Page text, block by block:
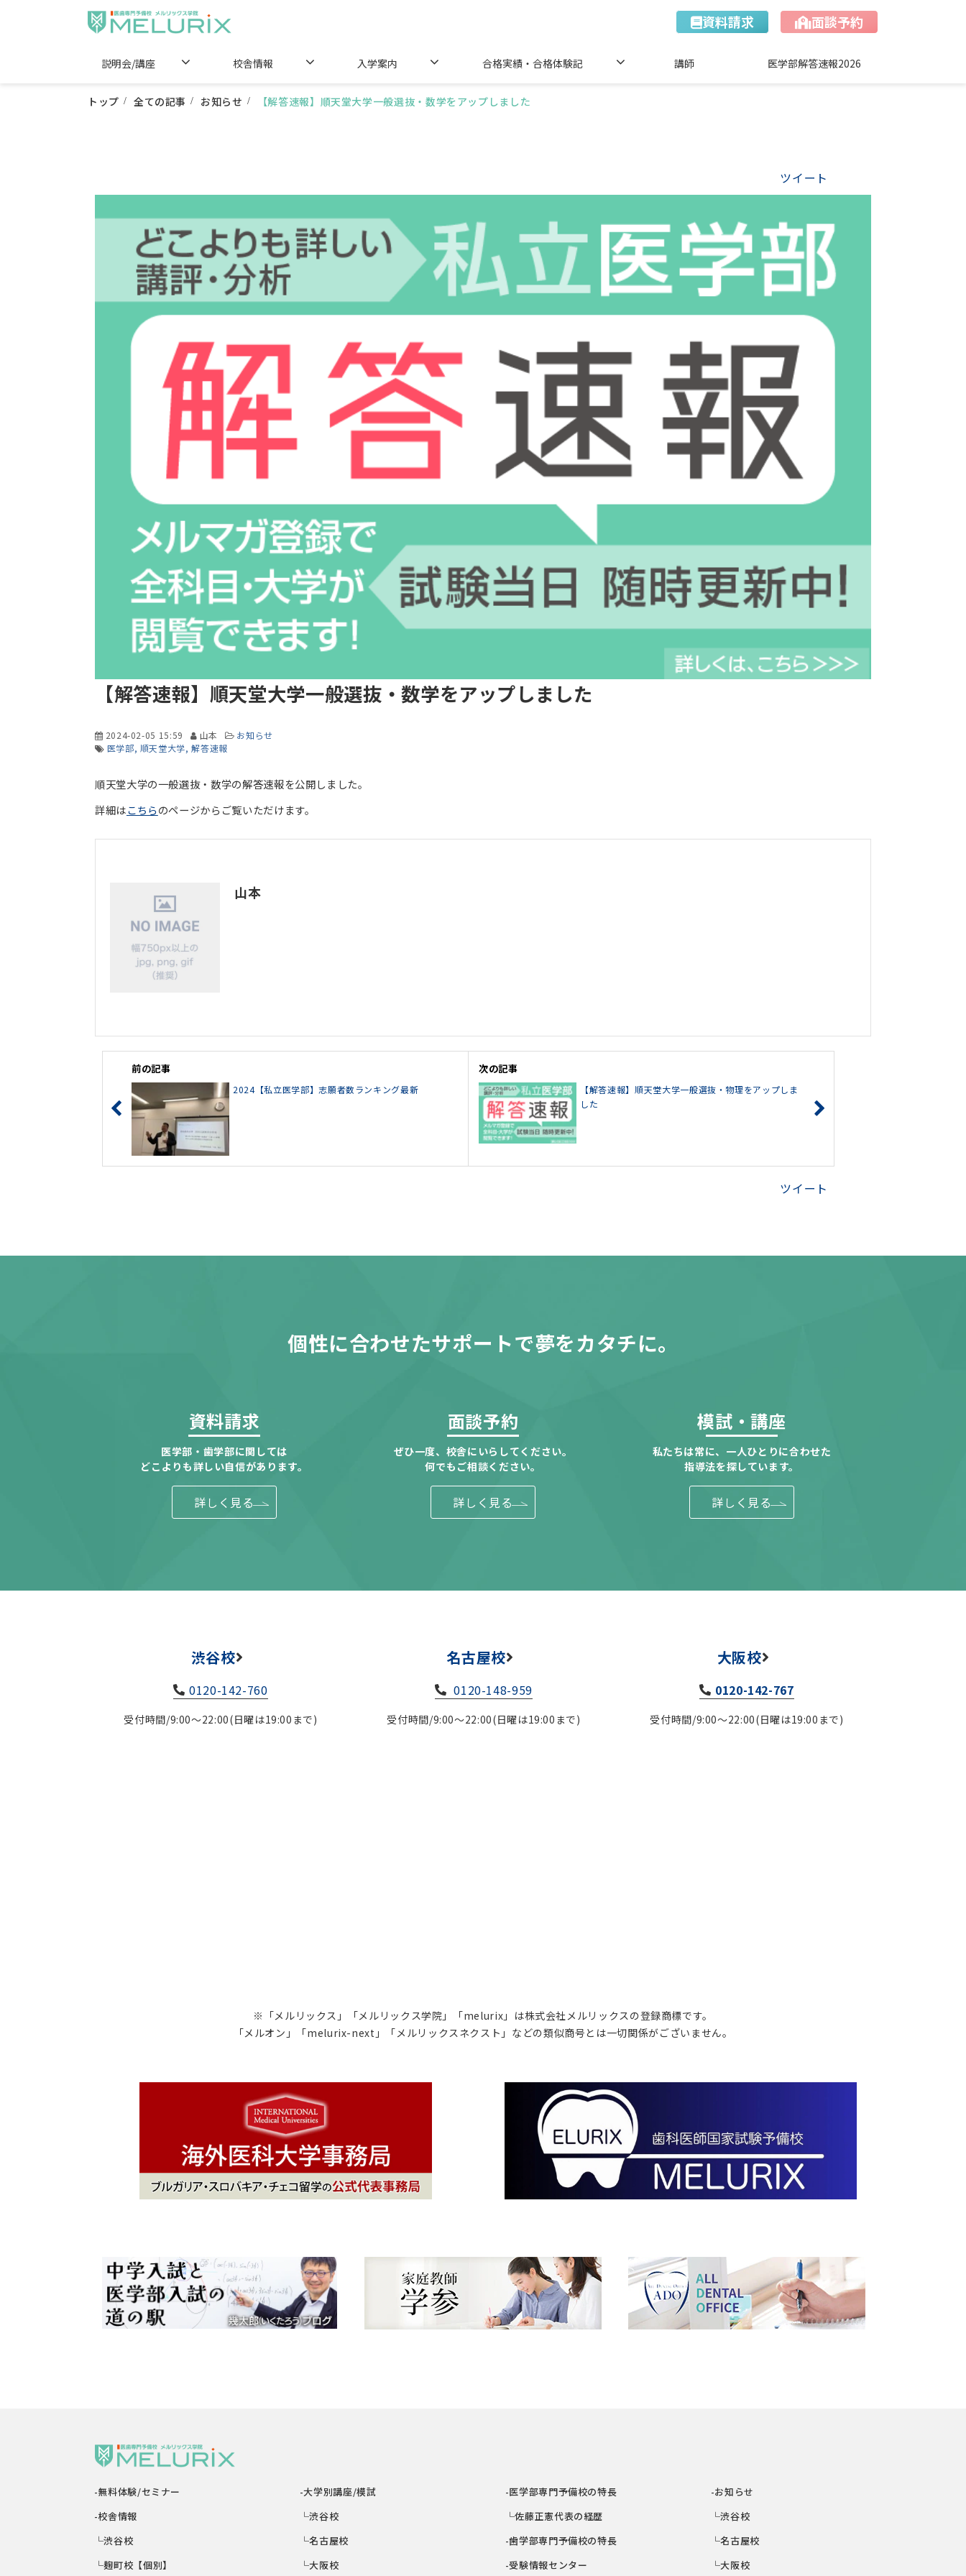
資料請求 面談予約
説明会/講座 校舎情報 入学案内 合格実績・合格体験記 講師 医学部解答速報2026
トップ 全ての記事 お知らせ 【解答速報】順天堂大学一般選抜・数学をアップしました
ツイート
【解答速報】順天堂大学一般選抜・数学をアップしました
2024-02-05 15:59 山本
お知らせ
医学部 順天堂大学 解答速報
順天堂大学の一般選抜・数学の解答速報を公開しました。
詳細はこちらのページからご覧いただけます。
山本
前の記事
2024【私立医学部】志願者数ランキング最新
次の記事
【解答速報】順天堂大学一般選抜・物理をアップしま
した
ツイート
個性に合わせたサポートで夢をカタチに。
資料請求
医学部・歯学部に関しては
どこよりも詳しい自信があります。
詳しく見る
面談予約
ぜひ一度、校舎にいらしてください。
何でもご相談ください。
詳しく見る
模試・講座
私たちは常に、一人ひとりに合わせた
指導法を探しています。
詳しく見る
渋谷校
0120-142-760
受付時間/9:00～22:00(日曜は19:00まで)
名古屋校
0120-148-959
受付時間/9:00～22:00(日曜は19:00まで)
大阪校
0120-142-767
受付時間/9:00～22:00(日曜は19:00まで)
※「メルリックス」「メルリックス学院」「melurix」は株式会社メルリックスの登録商標です。
「メルオン」「melurix-next」「メルリックスネクスト」などの類似商号とは一切関係がございません。
-無料体験/セミナー
-校舎情報
└渋谷校
└麹町校【個別】
-大学別講座/模試
└渋谷校
└名古屋校
└大阪校
-医学部専門予備校の特長
└佐藤正憲代表の経歴
-歯学部専門予備校の特長
-受験情報センター
-お知らせ
└渋谷校
└名古屋校
└大阪校